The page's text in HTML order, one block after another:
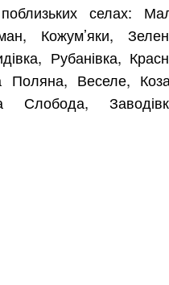
селах:
Кожум’яки,
Рубанівка,
Поляна, Веселе,
Слобода,